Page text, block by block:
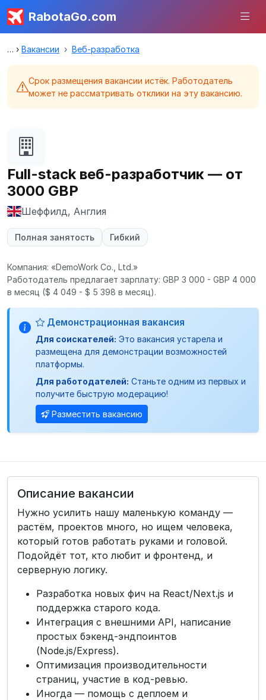
RabotaGo.com
Вакансии Веб-разработка
Срок размещения вакансии истёк. Работодатель
может не рассматривать отклики на эту вакансию.
Full-stack веб-разработчик — от
3000 GBP
Шеффилд, Англия
Полная занятость Гибкий
Компания: «DemoWork Co., Ltd.»
Работодатель предлагает зарплату: GBP 3 000 - GBP 4 000
в месяц ($ 4 049 - $ 5 398 в месяц).
Демонстрационная вакансия
Для соискателей: Это вакансия устарела и
размещена для демонстрации возможностей
платформы.
Для работодателей: Станьте одним из первых и
получите быструю модерацию!
Разместить вакансию
Описание вакансии
Нужно усилить нашу маленькую команду —
растём, проектов много, но ищем человека,
который готов работать руками и головой.
Подойдёт тот, кто любит и фронтенд, и
серверную логику.
Разработка новых фич на React/Next.js и
поддержка старого кода.
Интеграция с внешними API, написание
простых бэкенд-эндпоинтов
(Node.js/Express).
Оптимизация производительности
страниц, участие в код-ревью.
Иногда — помощь с деплоем и